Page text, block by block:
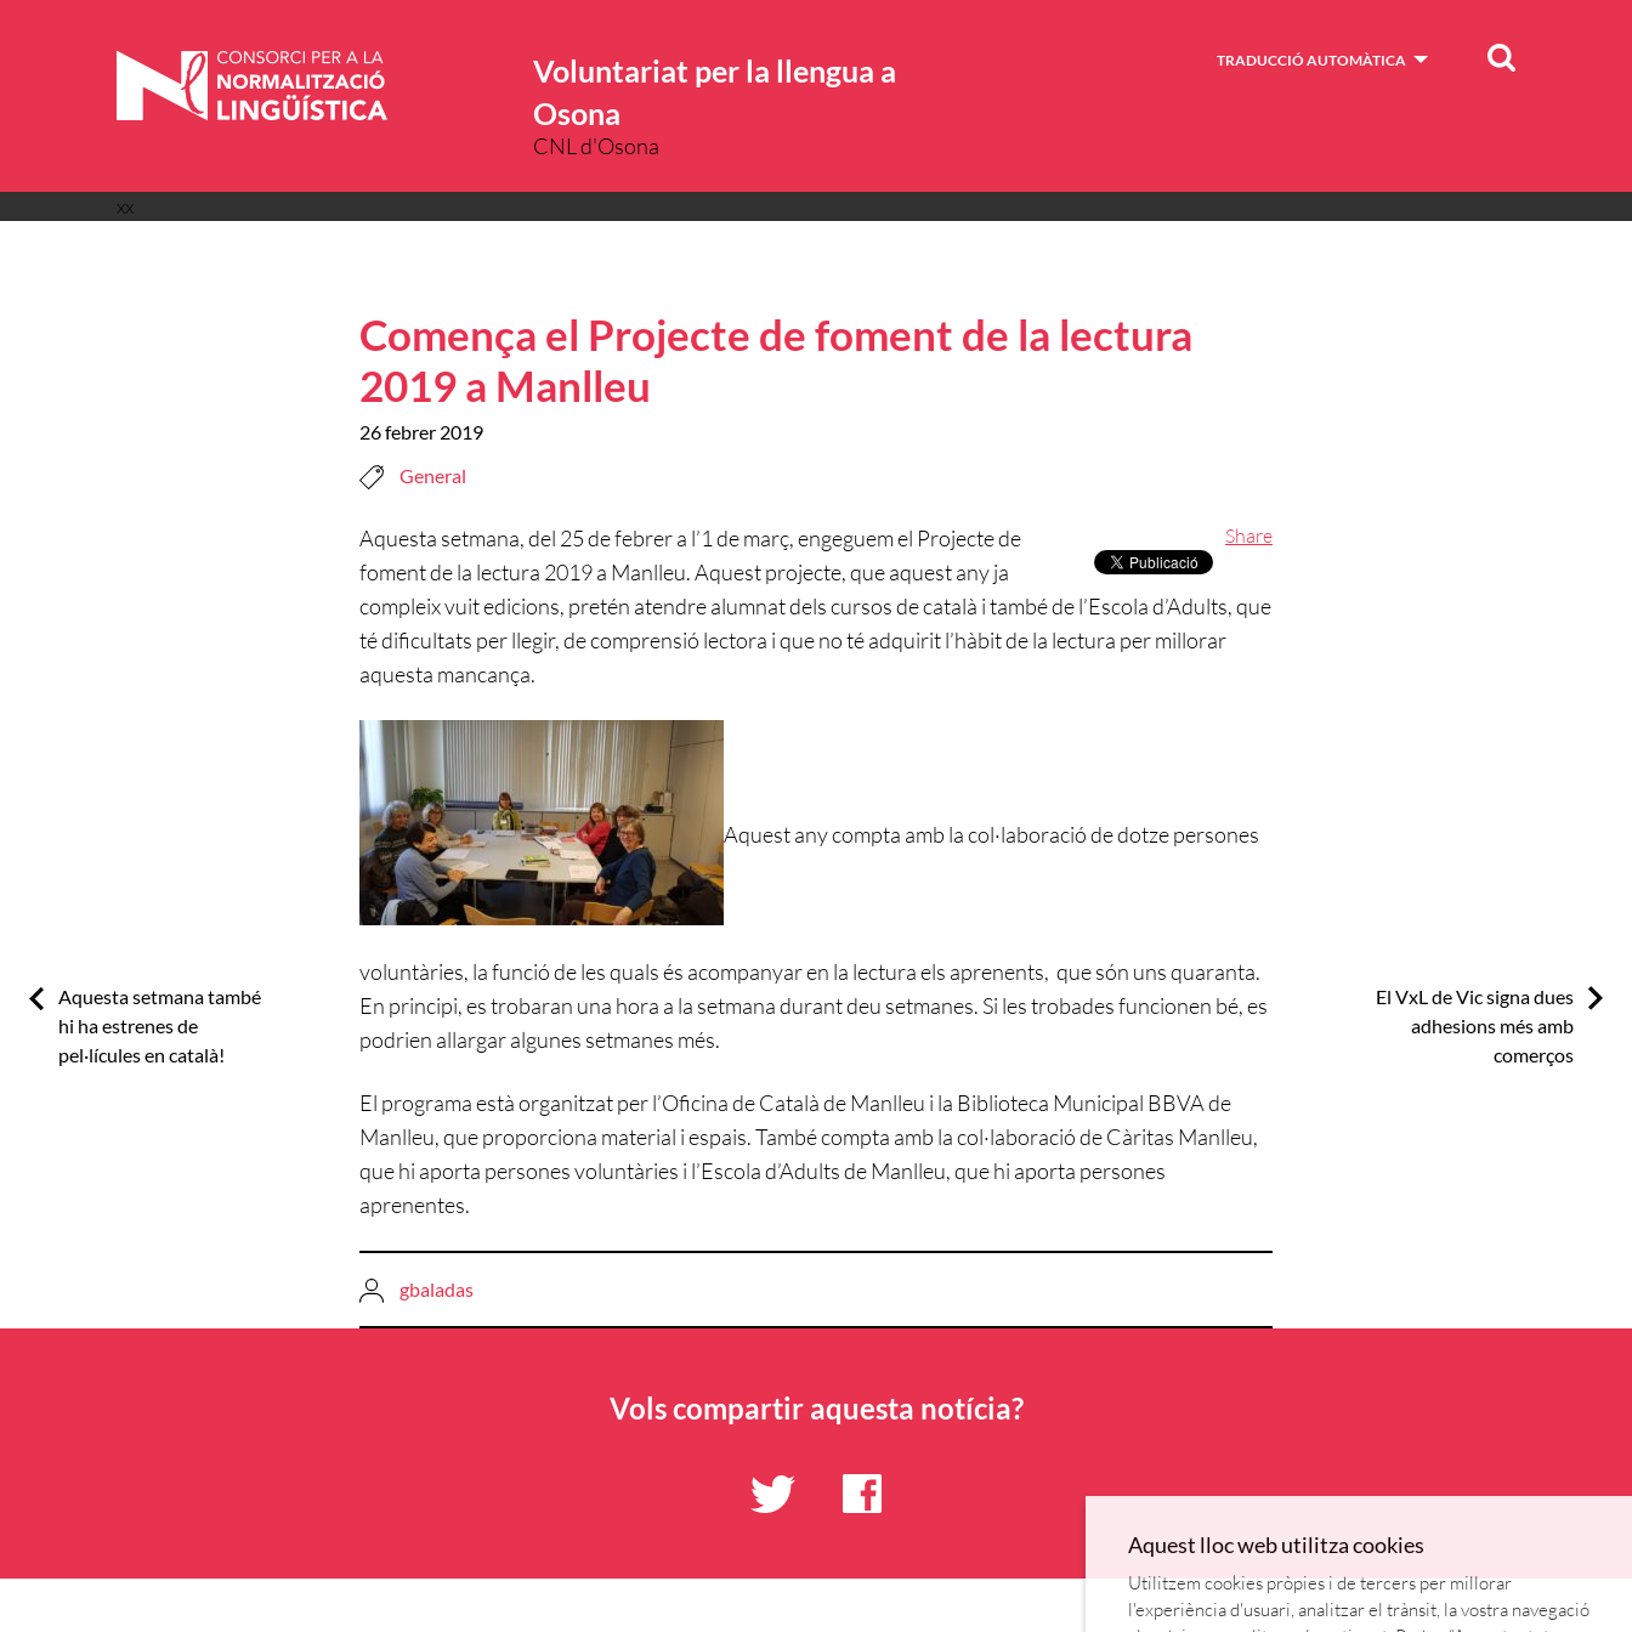
Voluntariat per la llengua a
Osona
CNL d'Osona
TRADUCCIÓ AUTOMÀTICA Cercar
xx
Comença el Projecte de foment de la lectura
2019 a Manlleu
26 febrer 2019
General
Share
Aquesta setmana, del 25 de febrer a l’1 de març, engeguem el Projecte de
foment de la lectura 2019 a Manlleu. Aquest projecte, que aquest any ja
compleix vuit edicions, pretén atendre alumnat dels cursos de català i també de l’Escola d’Adults, que
té dificultats per llegir, de comprensió lectora i que no té adquirit l’hàbit de la lectura per millorar
aquesta mancança.
Aquest any compta amb la col·laboració de dotze persones
voluntàries, la funció de les quals és acompanyar en la lectura els aprenents, que són uns quaranta.
En principi, es trobaran una hora a la setmana durant deu setmanes. Si les trobades funcionen bé, es
podrien allargar algunes setmanes més.
El programa està organitzat per l’Oficina de Català de Manlleu i la Biblioteca Municipal BBVA de
Manlleu, que proporciona material i espais. També compta amb la col·laboració de Càritas Manlleu,
que hi aporta persones voluntàries i l’Escola d’Adults de Manlleu, que hi aporta persones
aprenentes.
gbaladas
Previous:
Aquesta setmana també
hi ha estrenes de
pel·lícules en català!
Next:
El VxL de Vic signa dues
adhesions més amb
comerços
Vols compartir aquesta notícia?
Aquest lloc web utilitza cookies
Utilitzem cookies pròpies i de tercers per millorar
l'experiència d'usuari, analitzar el trànsit, la vostra navegació